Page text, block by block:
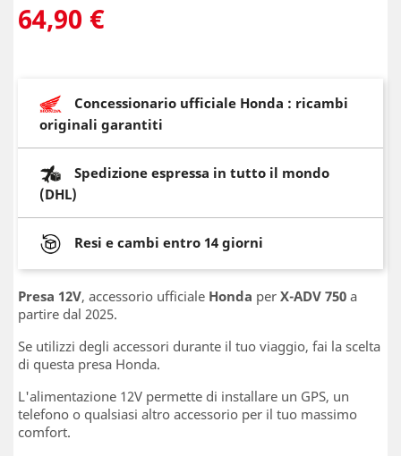
64,90 €
Concessionario ufficiale Honda : ricambi
originali garantiti
Spedizione espressa in tutto il mondo
(DHL)
Resi e cambi entro 14 giorni
Presa 12V, accessorio ufficiale Honda per X-ADV 750 a
partire dal 2025.
Se utilizzi degli accessori durante il tuo viaggio, fai la scelta
di questa presa Honda.
L'alimentazione 12V permette di installare un GPS, un
telefono o qualsiasi altro accessorio per il tuo massimo
comfort.